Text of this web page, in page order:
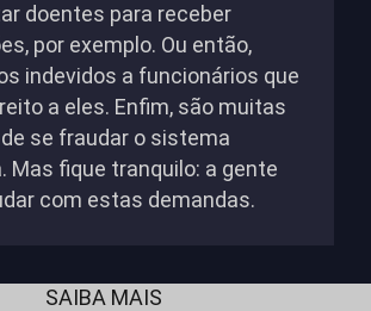
doentes para receber
por exemplo. Ou então,
indevidos a funcionários que
a eles. Enfim, são muitas
se fraudar o sistema
Mas fique tranquilo: a gente
com estas demandas.
SAIBA MAIS